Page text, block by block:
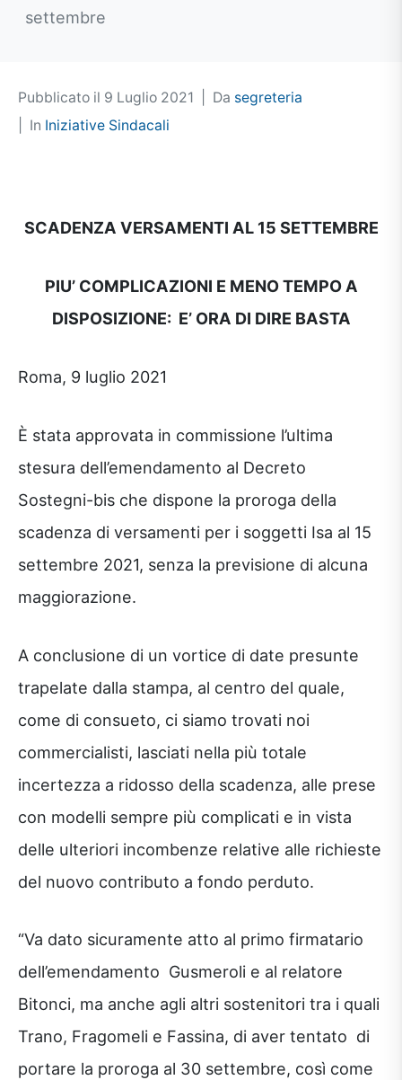
settembre
Pubblicato il 9 Luglio 2021 Da segreteria
In Iniziative Sindacali
SCADENZA VERSAMENTI AL 15 SETTEMBRE
PIU’ COMPLICAZIONI E MENO TEMPO A
DISPOSIZIONE: E’ ORA DI DIRE BASTA
Roma, 9 luglio 2021
È stata approvata in commissione l’ultima
stesura dell’emendamento al Decreto
Sostegni-bis che dispone la proroga della
scadenza di versamenti per i soggetti Isa al 15
settembre 2021, senza la previsione di alcuna
maggiorazione.
A conclusione di un vortice di date presunte
trapelate dalla stampa, al centro del quale,
come di consueto, ci siamo trovati noi
commercialisti, lasciati nella più totale
incertezza a ridosso della scadenza, alle prese
con modelli sempre più complicati e in vista
delle ulteriori incombenze relative alle richieste
del nuovo contributo a fondo perduto.
“Va dato sicuramente atto al primo firmatario
dell’emendamento Gusmeroli e al relatore
Bitonci, ma anche agli altri sostenitori tra i quali
Trano, Fragomeli e Fassina, di aver tentato di
portare la proroga al 30 settembre, così come